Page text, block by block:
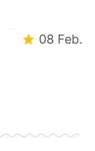
08 Feb.